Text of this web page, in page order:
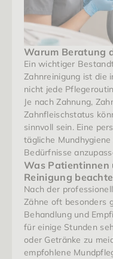
Warum Beratung
Ein wichtiger
Zahnreinigung ist die
nicht jede
Je nach Zahnung,
Zahnfleischstatus
sinnvoll sein. Eine
tägliche
Bedürfnisse
Was Patientinnen
Reinigung
Nach der
Zähne oft besonders
Behandlung und
für einige Stunden
oder Getränke zu
empfohlene